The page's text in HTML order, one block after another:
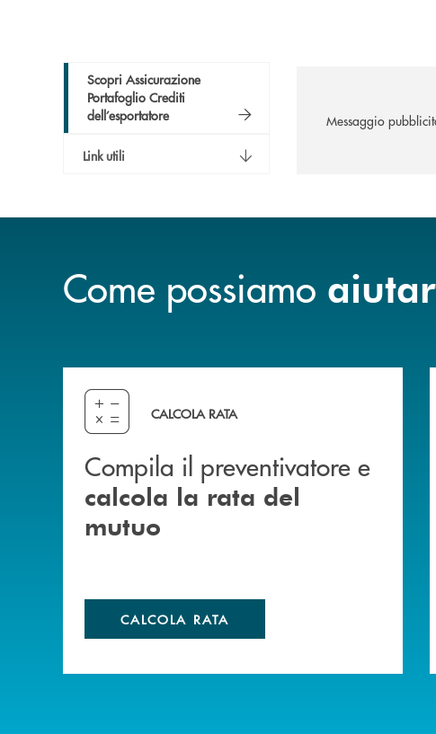
Scopri Assicurazione
Portafoglio Crediti
dell’esportatore
Link utili
Messaggio
Come possiamo
Compila il preventivatore e calcola la rata del mutuo
CALCOLA RATA
Compila il preventivatore e
calcola la rata del
mutuo
CALCOLA RATA